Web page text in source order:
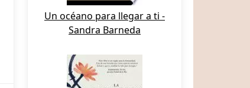
Un océano para llegar a ti -
Sandra Barneda